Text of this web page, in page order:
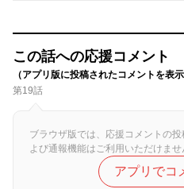
この話への応援コメント
（アプリ版に投稿されたコメントを表
第19話
ブラウザ版では、応援コメントの
よび通報機能はご利用いただけませ
アプリでコ